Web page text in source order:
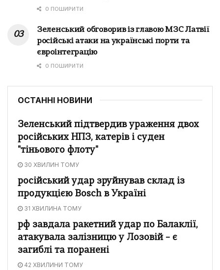
0 ПОШИРИТИ
Зеленський обговорив із главою МЗС Латвії
російські атаки на українські порти та
євроінтеграцію
0 ПОШИРИТИ
ОСТАННІ НОВИНИ
Зеленський підтвердив ураження двох
російських НПЗ, катерів і суден
"тіньового флоту"
30 ХВИЛИН ТОМУ
російський удар зруйнував склад із
продукцією Bosch в Україні
31 ХВИЛИНА ТОМУ
рф завдала ракетний удар по Балаклії,
атакувала залізницю у Лозовій – є
загиблі та поранені
42 ХВИЛИНИ ТОМУ